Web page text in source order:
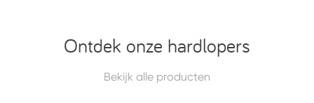
Ontdek onze hardlopers
Bekijk alle producten